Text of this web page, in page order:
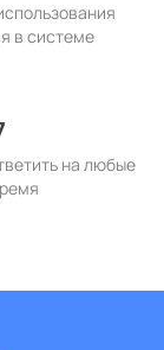
в системе
на любые